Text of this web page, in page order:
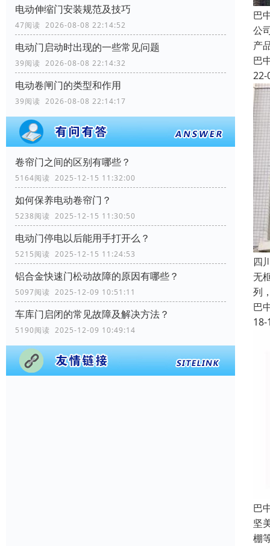
电动伸缩门安装规范及技巧
47阅读 2026-08-08 22:14:52
电动门启动时出现的一些常见问题
39阅读 2026-08-08 22:14:32
电动卷闸门的类型和作用
39阅读 2026-08-08 22:14:17
卷帘门之间的区别有哪些？
5164阅读 2025-12-15 11:32:00
如何保养电动卷帘门？
5238阅读 2025-12-15 11:30:50
电动门停电以后能用手打开么？
5215阅读 2025-12-15 11:24:53
铝合金快速门松动故障的原因有哪些？
5097阅读 2025-12-09 10:51:11
车库门启闭的常见故障及解决方法？
5190阅读 2025-12-09 10:49:14
巴
公
产
巴
22-
四
无
列
巴
18-
巴
坚
棚